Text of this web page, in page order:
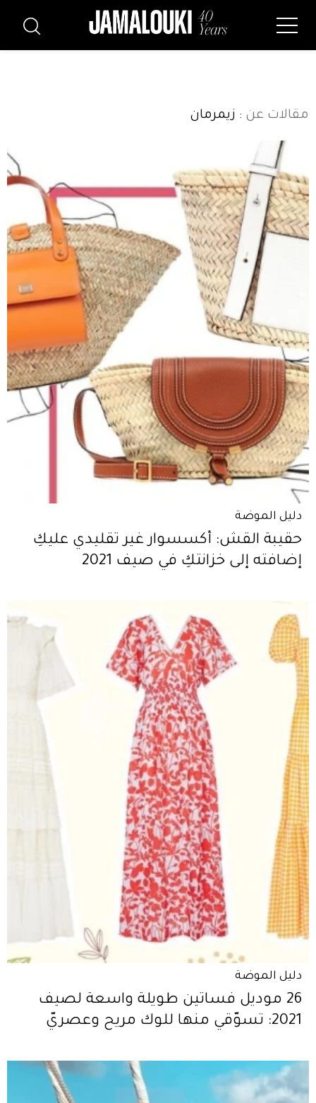
مقالات عن : زيمرمان
دليل الموضة
حقيبة القش: أكسسوار غير تقليدي عليكِ
إضافته إلى خزانتكِ في صيف 2021
دليل الموضة
26 موديل فساتين طويلة واسعة لصيف
2021: تسوّقي منها للوك مريح وعصريّ